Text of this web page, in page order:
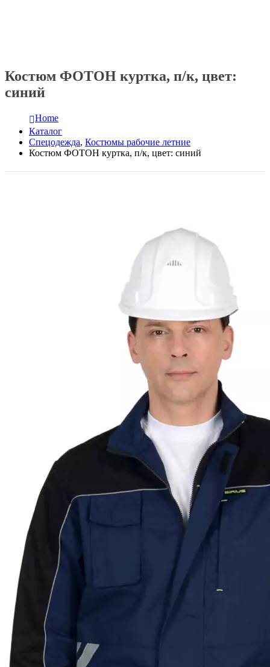
Костюм ФОТОН куртка, п/к, цвет:
синий
Home
Каталог
Спецодежда, Костюмы рабочие летние
Костюм ФОТОН куртка, п/к, цвет: синий